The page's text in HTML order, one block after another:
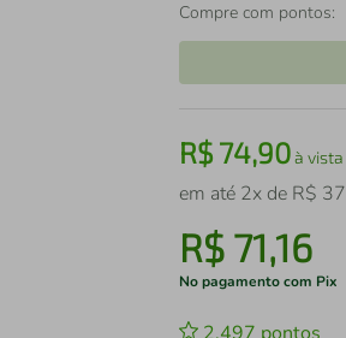
Compre com pontos:
R$74,90à vista
em até 2x de R$ 37
R$ 71,16
No pagamento com Pix